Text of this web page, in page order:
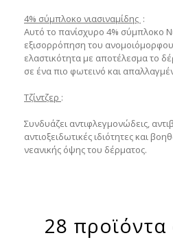
4% σύμπλοκο νιασιναμίδης :
Αυτό το πανίσχυρο 4% σύμπλοκο
εξισορρόπηση του
ελαστικότητα με αποτέλεσμα το
σε ένα πιο φωτεινό και
Τζίντζερ :
Συνδυάζει αντιφλεγμονώδεις,
αντιοξειδωτικές ιδιότητες και
νεανικής όψης του δέρματος.
28 προϊόντα